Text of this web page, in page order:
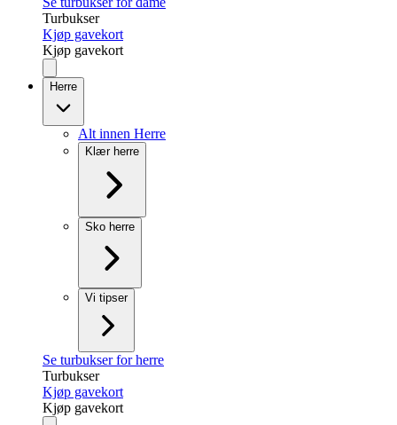
Turbukser
Kjøp gavekort
Kjøp gavekort
Herre
Alt innen Herre
Klær herre
Sko herre
Vi tipser
Se turbukser for herre
Turbukser
Kjøp gavekort
Kjøp gavekort